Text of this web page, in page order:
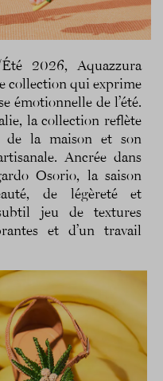
2026, Aquazzura
collection qui exprime
émotionnelle de l’été.
la collection reflète
de la maison et son
Ancrée dans
Osorio, la saison
de légèreté et
jeu de textures
et d’un travail